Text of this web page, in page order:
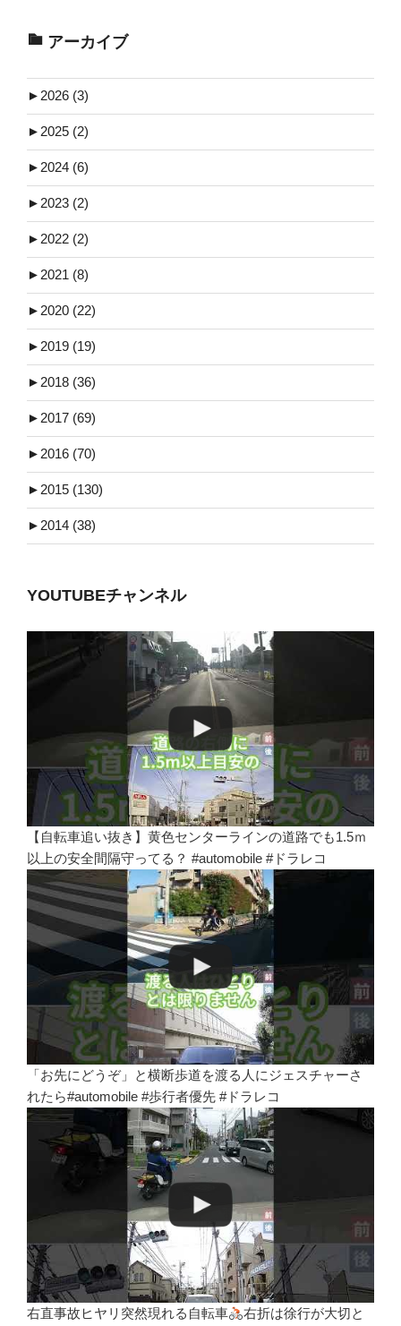
アーカイブ
► 2026 (3)
► 2025 (2)
► 2024 (6)
► 2023 (2)
► 2022 (2)
► 2021 (8)
► 2020 (22)
► 2019 (19)
► 2018 (36)
► 2017 (69)
► 2016 (70)
► 2015 (130)
► 2014 (38)
YOUTUBEチャンネル
【自転車追い抜き】黄色センターラインの道路でも1.5ｍ
以上の安全間隔守ってる？ #automobile #ドラレコ
「お先にどうぞ」と横断歩道を渡る人にジェスチャーさ
れたら#automobile #歩行者優先 #ドラレコ
右直事故ヒヤリ突然現れる自転車
右折は徐行が大切と